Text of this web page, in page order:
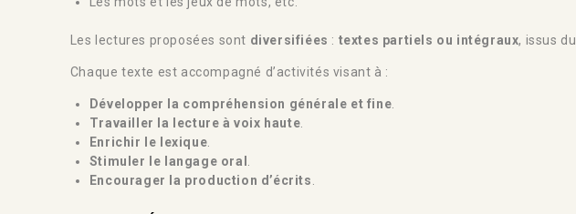
Les lectures proposées sont diversifiées : textes partiels ou intégraux, issus du
Chaque texte est accompagné d’activités visant à :
Développer la compréhension générale et fine
Travailler la lecture à voix haute
Enrichir le lexique
Stimuler le langage oral
Encourager la production d’écrits